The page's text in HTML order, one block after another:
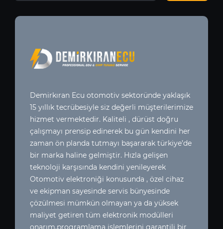
Demirkıran Ecu otomotiv sektoründe yaklaşık
15 yıllık tecrübesiyle siz değerli müşterilerimize
hizmet vermektedir. Kaliteli , dürüst doğru
çalışmayı prensip edinerek bu gün kendini her
zaman ön planda tutmayı başararak türkiye’de
bir marka haline gelmiştir. Hızla gelişen
teknoloji karşısında kendini yenileyerek
Otomotiv elektroniği konusunda , özel cihaz
ve ekipman sayesinde servis bünyesinde
çözülmesi mümkün olmayan ya da yüksek
maliyet getiren tüm elektronik modülleri
onarım,programlama işlemlerini garantili bir